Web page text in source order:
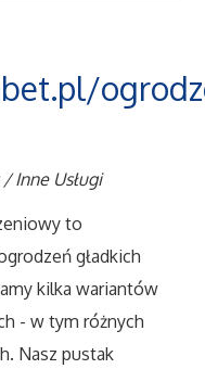
Inne Usługi
to
gładkich
kilka wariantów
- w tym różnych
Nasz pustak